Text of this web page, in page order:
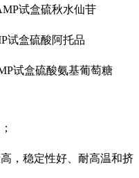
试盒硫秋水仙苷
试盒硫酸阿托品
试盒硫酸氨基葡萄糖
，稳定性好、耐高温和挤